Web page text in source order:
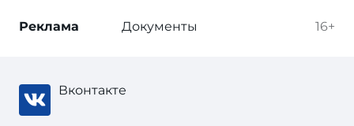
16+
Реклама Документы
Вконтакте